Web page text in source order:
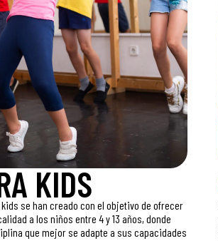
KIDS
se han creado con el objetivo de ofrecer
a los niños entre 4 y 13 años, donde
que mejor se adapte a sus capacidades